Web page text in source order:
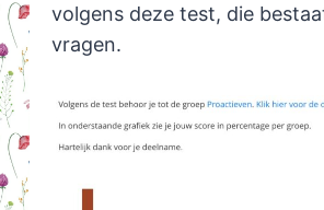
volgens deze test, die
vragen.